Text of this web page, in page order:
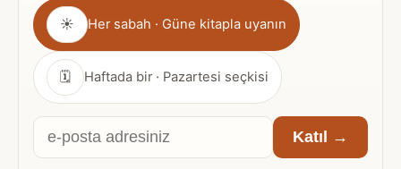
Gönderim
sıklığı
☀ Her sabah · Güne kitapla uyanın
🗓 Haftada bir · Pazartesi seçkisi
E-
posta
Katıl →